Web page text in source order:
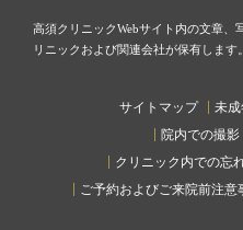
高須クリニックWebサイト内の文章、
リニックおよび関連会社が保有します
サイトマップ
未
院内での撮
クリニック内での忘
ご予約およびご来院前注意